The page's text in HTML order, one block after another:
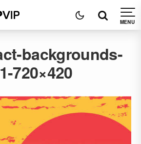
backgrounds-
720×420